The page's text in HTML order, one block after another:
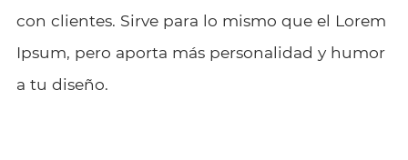
con clientes. Sirve para lo mismo que el Lorem
Ipsum, pero aporta más personalidad y humor
a tu diseño.